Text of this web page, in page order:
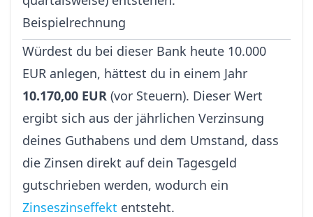
Beispielrechnung
Würdest du bei dieser Bank heute 10.000
EUR anlegen, hättest du in einem Jahr
10.170,00 EUR (vor Steuern). Dieser Wert
ergibt sich aus der jährlichen Verzinsung
deines Guthabens und dem Umstand, dass
die Zinsen direkt auf dein Tagesgeld
gutschrieben werden, wodurch ein
Zinseszinseffekt entsteht.